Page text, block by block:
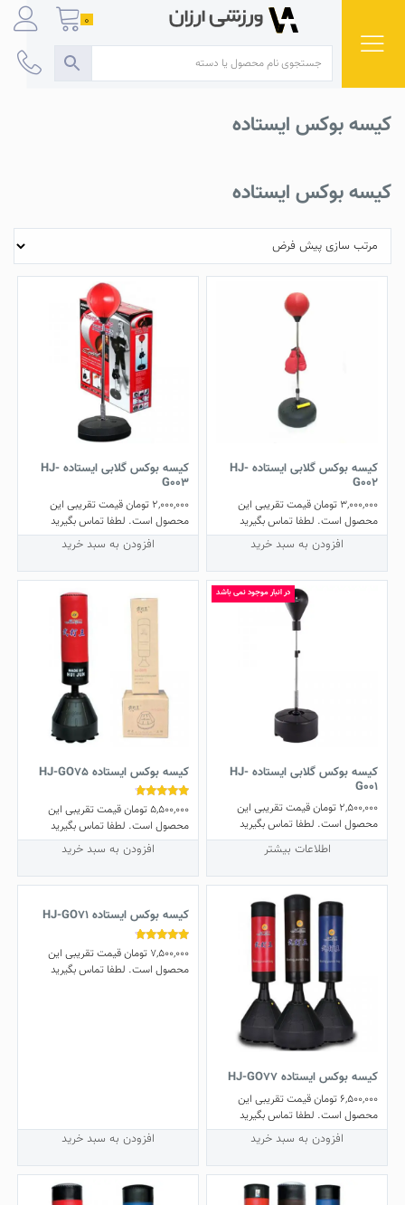
content
0
کیسه بوکس ایستاده
کیسه بوکس ایستاده
کیسه بوکس گلابی ایستاده HJ-
G002
3,000,000 تومانقیمت تقریبی این
محصول است. لطفا تماس بگیرید
افزودن به سبد خرید
کیسه بوکس گلابی ایستاده HJ-
G003
2,000,000 تومانقیمت تقریبی این
محصول است. لطفا تماس بگیرید
افزودن به سبد خرید
در انبار موجود نمی باشد
کیسه بوکس گلابی ایستاده HJ-
G001
2,500,000 تومانقیمت تقریبی این
محصول است. لطفا تماس بگیرید
اطلاعات بیشتر
کیسه بوکس ایستاده HJ-GO75
نمره
4.50
از 5
5,500,000تومانقیمت تقریبی این
محصول است. لطفا تماس بگیرید
افزودن به سبد خرید
کیسه بوکس ایستاده HJ-GO77
6,500,000 تومانقیمت تقریبی این
محصول است. لطفا تماس بگیرید
افزودن به سبد خرید
کیسه بوکس ایستاده HJ-GO71
نمره
4.50
از 5
7,500,000 تومانقیمت تقریبی این
محصول است. لطفا تماس بگیرید
افزودن به سبد خرید